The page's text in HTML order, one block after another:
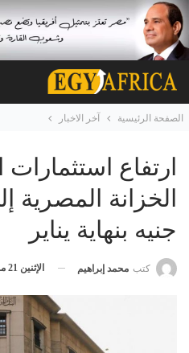
الصفحة الرئيسية آخر الاخبار
ارتفاع استثمارات
جنيه بنهاية يناير
كتب محمد إبراهيم الإثنين 21 مارس, 2022